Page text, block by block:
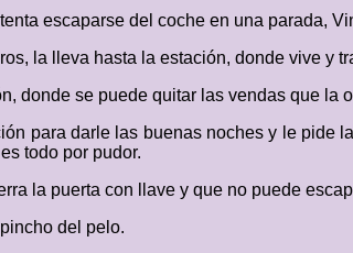
escaparse del coche en una parada,
la lleva hasta la estación, donde vive y
donde se puede quitar las vendas que la
para darle las buenas noches y le pide
todo por pudor.
la puerta con llave y que no puede
del pelo.